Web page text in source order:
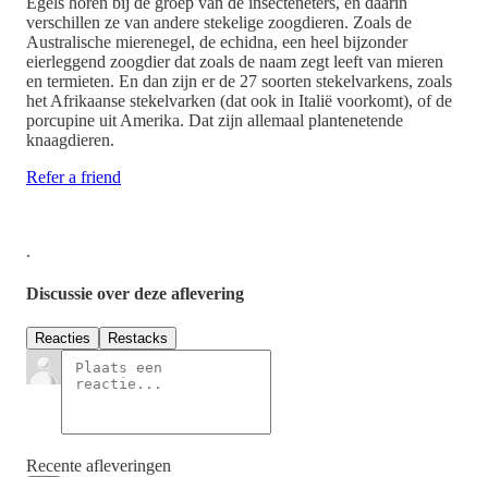
verschillen ze van andere stekelige zoogdieren. Zoals de
Australische mierenegel, de echidna, een heel bijzonder
eierleggend zoogdier dat zoals de naam zegt leeft van mieren
en termieten. En dan zijn er de 27 soorten stekelvarkens, zoals
het Afrikaanse stekelvarken (dat ook in Italië voorkomt), of de
porcupine uit Amerika. Dat zijn allemaal plantenetende
knaagdieren.
Refer a friend
.
Discussie over deze aflevering
Reacties Restacks
Recente afleveringen